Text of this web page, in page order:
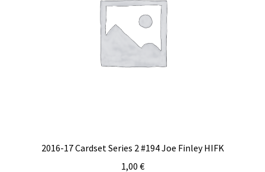
2016-17 Cardset Series 2 #194 Joe Finley HIFK
1,00 €